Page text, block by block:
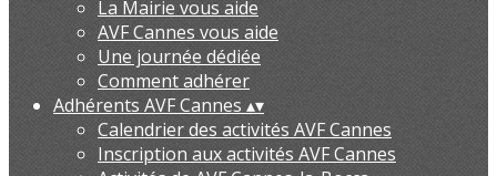
La Mairie vous aide
AVF Cannes vous aide
Une journée dédiée
Comment adhérer
Adhérents AVF Cannes ▴▾
Calendrier des activités AVF Cannes
Inscription aux activités AVF Cannes